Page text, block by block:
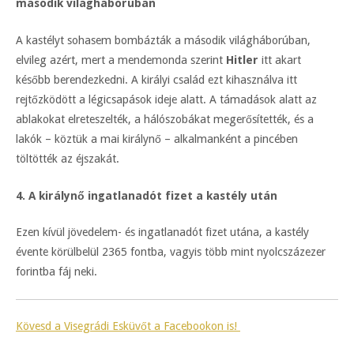
második világháborúban
A kastélyt sohasem bombázták a második világháborúban,
elvileg azért, mert a mendemonda szerint Hitler itt akart
később berendezkedni. A királyi család ezt kihasználva itt
rejtőzködött a légicsapások ideje alatt. A támadások alatt az
ablakokat elreteszelték, a hálószobákat megerősítették, és a
lakók – köztük a mai királynő – alkalmanként a pincében
töltötték az éjszakát.
4. A királynő ingatlanadót fizet a kastély után
Ezen kívül jövedelem- és ingatlanadót fizet utána, a kastély
évente körülbelül 2365 fontba, vagyis több mint nyolcszázezer
forintba fáj neki.
Kövesd a Visegrádi Esküvőt a Facebookon is!